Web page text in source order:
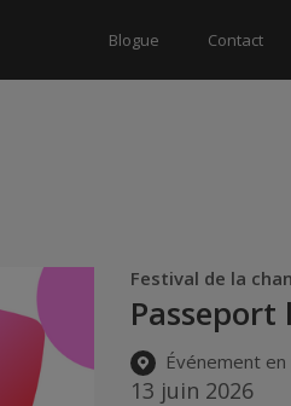
Blogue Contact
Festival de la
Événement
13 juin 2026